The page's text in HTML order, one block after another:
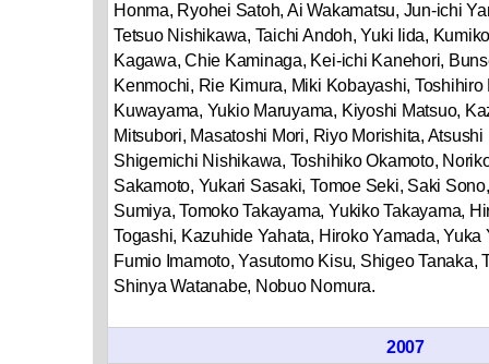
Honma, Ryohei Satoh, Ai Wakamatsu, Jun-ichi
Tetsuo Nishikawa, Taichi Andoh, Yuki Iida,
Kagawa, Chie Kaminaga, Kei-ichi Kanehori,
Kenmochi, Rie Kimura, Miki Kobayashi,
Kuwayama, Yukio Maruyama, Kiyoshi Matsuo,
Mitsubori, Masatoshi Mori, Riyo Morishita,
Shigemichi Nishikawa, Toshihiko Okamoto,
Sakamoto, Yukari Sasaki, Tomoe Seki, Saki
Sumiya, Tomoko Takayama, Yukiko Takayama,
Togashi, Kazuhide Yahata, Hiroko Yamada,
Fumio Imamoto, Yasutomo Kisu, Shigeo Tanaka,
Shinya Watanabe, Nobuo Nomura.
2007